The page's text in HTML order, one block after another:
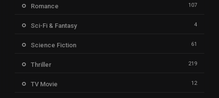
Romance 107
Sci-Fi & Fantasy 4
Science Fiction 61
Thriller 219
TV Movie 12